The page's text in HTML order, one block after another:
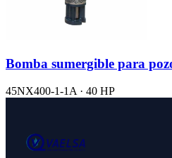
Bomba sumergible para
45NX400-1-1A · 40 HP